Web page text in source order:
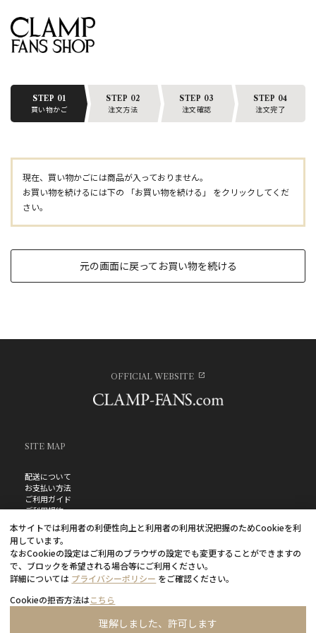
STEP 01
買い物かご
STEP 02
注文方法
STEP 03
注文確認
STEP 04
注文完了
現在、買い物かごには商品が入っておりません。
お買い物を続けるには下の 「お買い物を続ける」 をクリックしてくだ
さい。
元の画面に戻ってお買い物を続ける
OFFICIAL WEBSITE
SITE MAP
配送について
お支払い方法
ご利用ガイド
ご利用規約
プライバシーポリシー
よくあるご質問
特定商取引法に基づく表記
©CLAMP・ShigatsuTsuitachi CO.,LTD.
本サイトでは利用者の利便性向上と利用者の利用状況把握のためCookieを利
用しています。
なおCookieの設定はご利用のブラウザの設定でも変更することができますの
で、ブロックを希望される場合等にご利用ください。
詳細については プライバシーポリシー をご確認ください。
Cookieの拒否方法はこちら
理解しました、許可します